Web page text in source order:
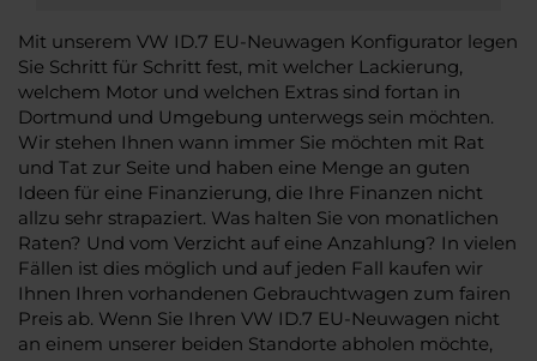
Mit unserem VW ID.7 EU-Neuwagen Konfigurator legen
Sie Schritt für Schritt fest, mit welcher Lackierung,
welchem Motor und welchen Extras sind fortan in
Dortmund und Umgebung unterwegs sein möchten.
Wir stehen Ihnen wann immer Sie möchten mit Rat
und Tat zur Seite und haben eine Menge an guten
Ideen für eine Finanzierung, die Ihre Finanzen nicht
allzu sehr strapaziert. Was halten Sie von monatlichen
Raten? Und vom Verzicht auf eine Anzahlung? In vielen
Fällen ist dies möglich und auf jeden Fall kaufen wir
Ihnen Ihren vorhandenen Gebrauchtwagen zum fairen
Preis ab. Wenn Sie Ihren VW ID.7 EU-Neuwagen nicht
an einem unserer beiden Standorte abholen möchte,